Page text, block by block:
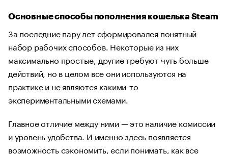
Основные способы пополнения кошелька Steam
За последние пару лет сформировался понятный
набор рабочих способов. Некоторые из них
максимально простые, другие требуют чуть больше
действий, но в целом все они используются на
практике и не являются какими-то
экспериментальными схемами.
Главное отличие между ними — это наличие комиссии
и уровень удобства. И именно здесь появляется
возможность сэкономить, если понимать, как все